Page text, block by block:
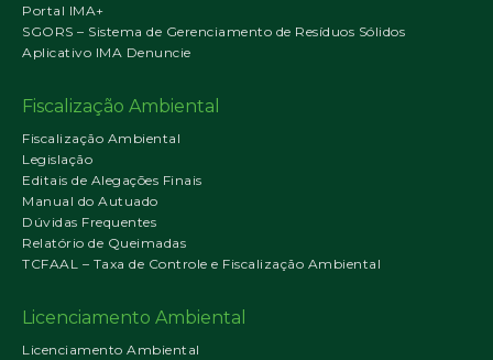
Portal IMA+
SGORS – Sistema de Gerenciamento de Resíduos Sólidos
Aplicativo IMA Denuncie
Fiscalização Ambiental
Fiscalização Ambiental
Legislação
Editais de Alegações Finais
Manual do Autuado
Dúvidas Frequentes
Relatório de Queimadas
TCFAAL – Taxa de Controle e Fiscalização Ambiental
Licenciamento Ambiental
Licenciamento Ambiental